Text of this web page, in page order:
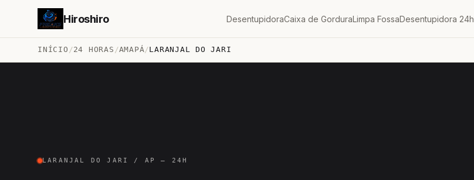
Hiroshiro DesentupidoraCaixa de GorduraLimpa FossaDesentupidora 24h
INÍCIO /24 HORAS /AMAPÁ/LARANJAL DO JARI
LARANJAL DO JARI / AP — 24H